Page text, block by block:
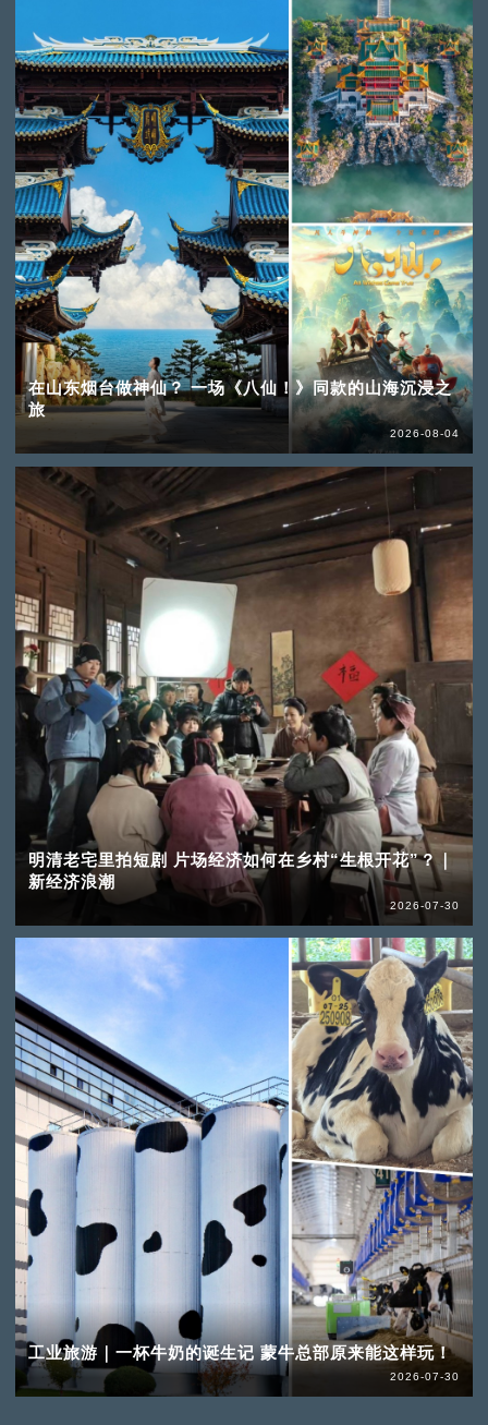
在山东烟台做神仙？ 一场《八仙！》同款的山海沉浸之
旅
2026-08-04
明清老宅里拍短剧 片场经济如何在乡村“生根开花”？｜
新经济浪潮
2026-07-30
工业旅游｜一杯牛奶的诞生记 蒙牛总部原来能这样玩！
2026-07-30